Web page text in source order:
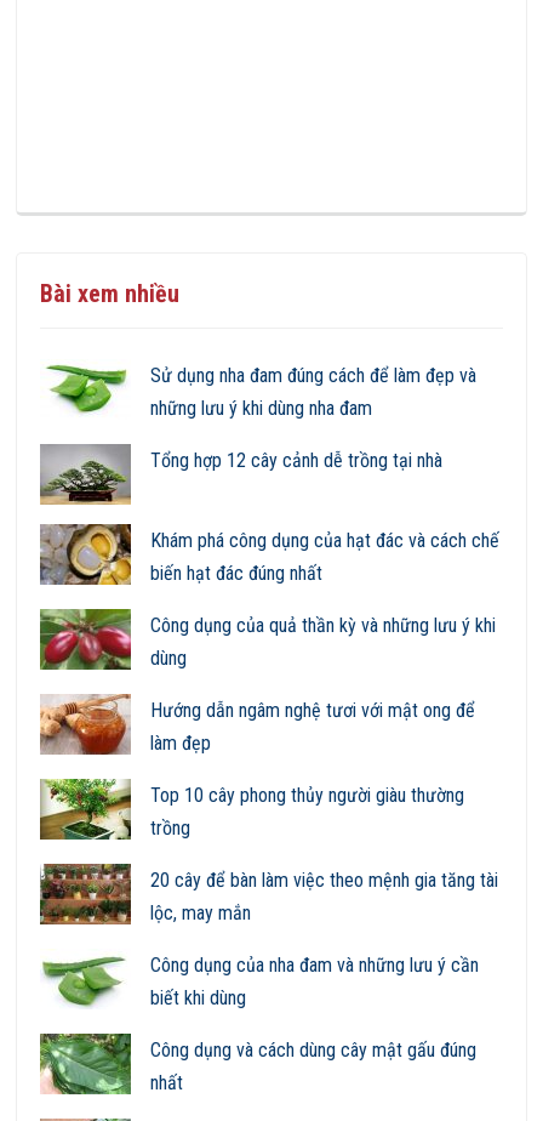
Bài xem nhiều
Sử dụng nha đam đúng cách để làm đẹp và
những lưu ý khi dùng nha đam
Tổng hợp 12 cây cảnh dễ trồng tại nhà
Khám phá công dụng của hạt đác và cách chế
biến hạt đác đúng nhất
Công dụng của quả thần kỳ và những lưu ý khi
dùng
Hướng dẫn ngâm nghệ tươi với mật ong để
làm đẹp
Top 10 cây phong thủy người giàu thường
trồng
20 cây để bàn làm việc theo mệnh gia tăng tài
lộc, may mắn
Công dụng của nha đam và những lưu ý cần
biết khi dùng
Công dụng và cách dùng cây mật gấu đúng
nhất